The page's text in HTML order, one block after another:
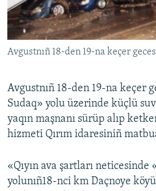
Русский
Українською
RFE/RS bütün saytları
Avgustnıñ 18-den 19-na keçer
Avgustnıñ 18-den 19-na keçer
Sudaq» yolu üzerinde küçlü
yaqın maşnanı sürüp alıp
hizmeti Qırım idaresiniñ
«Qıyın ava şartları
yolunıñ18-nci km Daçnoye